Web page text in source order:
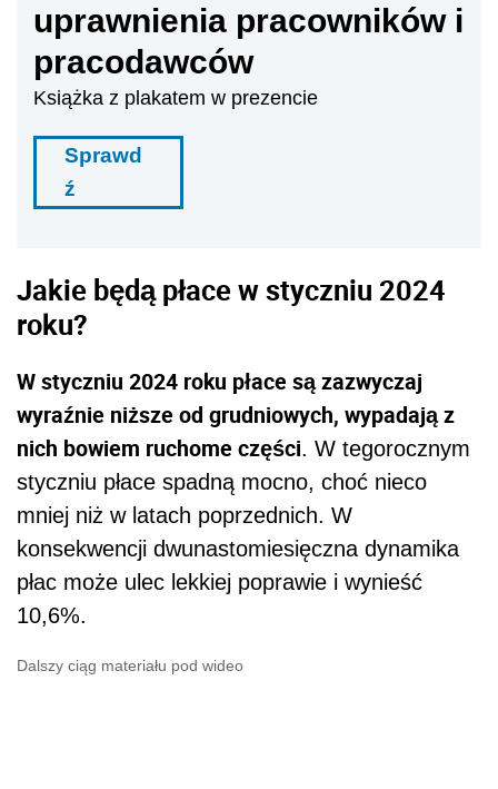
uprawnienia pracowników i
pracodawców
Książka z plakatem w prezencie
Sprawd
ź
Jakie będą płace w styczniu 2024
roku?
W styczniu 2024 roku płace są zazwyczaj
wyraźnie niższe od grudniowych, wypadają z
nich bowiem ruchome części. W tegorocznym
styczniu płace spadną mocno, choć nieco
mniej niż w latach poprzednich. W
konsekwencji dwunastomiesięczna dynamika
płac może ulec lekkiej poprawie i wynieść
10,6%.
Dalszy ciąg materiału pod wideo